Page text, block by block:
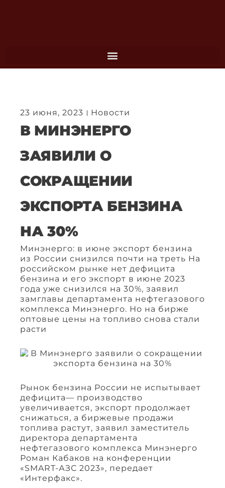
23 июня, 2023 Новости
В МИНЭНЕРГО
ЗАЯВИЛИ О
СОКРАЩЕНИИ
ЭКСПОРТА БЕНЗИНА
НА 30%
Минэнерго: в июне экспорт бензина
из России снизился почти на треть На
российском рынке нет дефицита
бензина и его экспорт в июне 2023
года уже снизился на 30%, заявил
замглавы департамента нефтегазового
комплекса Минэнерго. Но на бирже
оптовые цены на топливо снова стали
расти
Рынок бензина России не испытывает
дефицита— производство
увеличивается, экспорт продолжает
снижаться, а биржевые продажи
топлива растут, заявил заместитель
директора департамента
нефтегазового комплекса Минэнерго
Роман Кабаков на конференции
«SMART-АЗС 2023», передает
«Интерфакс».